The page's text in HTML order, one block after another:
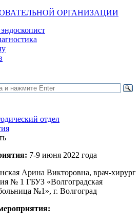
ОРГАНИЗАЦИИ
отдел
7-9 июня 2022 года
Арина Викторовна, врач-хирург
№ 1 ГБУЗ «Волгоградская
№1», г. Волгоград